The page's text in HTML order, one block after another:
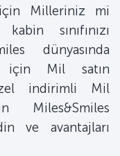
Milleriniz mi
sınıfınızı
dünyasında
için Mil satın
indirimli Mil
Miles&Smiles
ve avantajları